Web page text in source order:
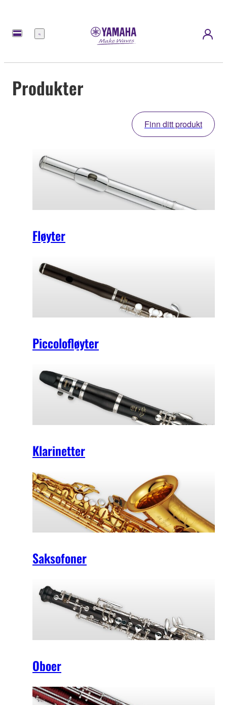
Meny
Produkter
Finn ditt produkt
Fløyter
Piccolofløyter
Klarinetter
Saksofoner
Oboer